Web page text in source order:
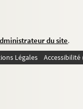
du site.
Légales